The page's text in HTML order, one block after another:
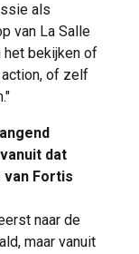
als
van La Salle
het bekijken of
of zelf
dat
Fortis
naar de
maar vanuit